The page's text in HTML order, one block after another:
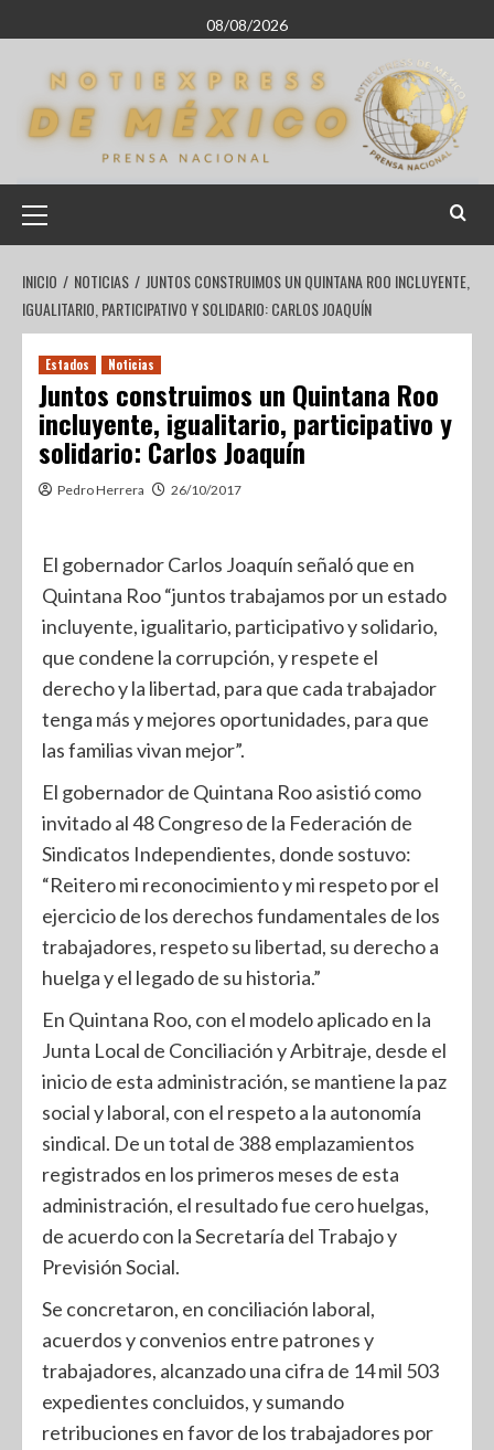
08/08/2026
INICIO NOTICIAS
JUNTOS CONSTRUIMOS UN QUINTANA ROO INCLUYENTE,
IGUALITARIO, PARTICIPATIVO Y SOLIDARIO: CARLOS JOAQUÍN
Estados Noticias
Juntos construimos un Quintana Roo
incluyente, igualitario, participativo y
solidario: Carlos Joaquín
Pedro Herrera 26/10/2017
El gobernador Carlos Joaquín señaló que en
Quintana Roo “juntos trabajamos por un estado
incluyente, igualitario, participativo y solidario,
que condene la corrupción, y respete el
derecho y la libertad, para que cada trabajador
tenga más y mejores oportunidades, para que
las familias vivan mejor”.
El gobernador de Quintana Roo asistió como
invitado al 48 Congreso de la Federación de
Sindicatos Independientes, donde sostuvo:
“Reitero mi reconocimiento y mi respeto por el
ejercicio de los derechos fundamentales de los
trabajadores, respeto su libertad, su derecho a
huelga y el legado de su historia.”
En Quintana Roo, con el modelo aplicado en la
Junta Local de Conciliación y Arbitraje, desde el
inicio de esta administración, se mantiene la paz
social y laboral, con el respeto a la autonomía
sindical. De un total de 388 emplazamientos
registrados en los primeros meses de esta
administración, el resultado fue cero huelgas,
de acuerdo con la Secretaría del Trabajo y
Previsión Social.
Se concretaron, en conciliación laboral,
acuerdos y convenios entre patrones y
trabajadores, alcanzado una cifra de 14 mil 503
expedientes concluidos, y sumando
retribuciones en favor de los trabajadores por